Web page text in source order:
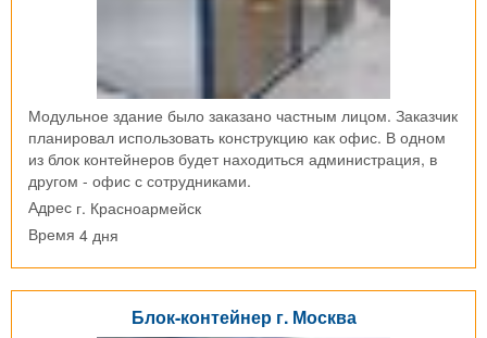
Модульное здание было заказано частным лицом. Заказчик
планировал использовать конструкцию как офис. В одном
из блок контейнеров будет находиться администрация, в
другом - офис с сотрудниками.
Адрес г. Красноармейск
Время 4 дня
Блок-контейнер г. Москва